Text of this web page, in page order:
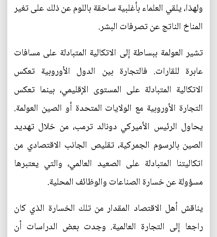
ولهذا، يلقي العلماء بأغلبية ساحقة باللوم عن ذلك على تغير
المناخ الناتج عن تصرفات البشر.
تشير العولمة ببساطة إلى الاتكالية المتبادلة على مسافات
عابرة للقارات. فالتجارة بين الدول الأوروبية تعكس
الاتكالية المتبادلة على المستوى الإقليمي، بينما تعكس
التجارة الأوروبية مع الولايات المتحدة أو الصين العولمة.
يحاول الرئيس الأميركي دونالد ترمب، من خلال تهديد
الصين بالرسوم الجمركية، تقليص الجانب الاقتصادي من
اتكاليتنا المتبادلة على الصعيد العالمي، والتي يعتبرها
مسؤولة عن خسارة الصناعات والوظائف المحلية.
يناقش أهل الاقتصاد المقدار من تلك الخسارة الذي كان
راجعا إلى التجارة العالمية. وجدت بعض الدراسات أن